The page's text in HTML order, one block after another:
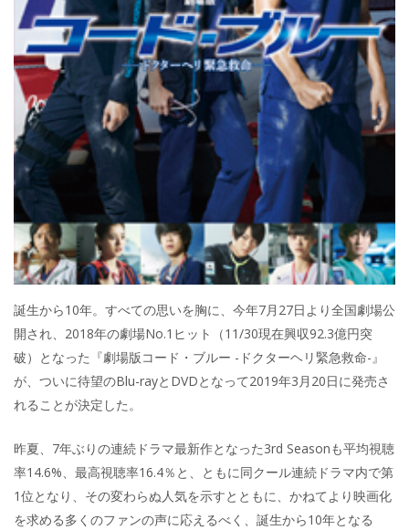
誕生から10年。すべての思いを胸に、今年7月27日より全国劇場公
開され、2018年の劇場No.1ヒット（11/30現在興収92.3億円突
破）となった『劇場版コード・ブルー -ドクターヘリ緊急救命-』
が、ついに待望のBlu-rayとDVDとなって2019年3月20日に発売さ
れることが決定した。
昨夏、7年ぶりの連続ドラマ最新作となった3rd Seasonも平均視聴
率14.6%、最高視聴率16.4％と、ともに同クール連続ドラマ内で第
1位となり、その変わらぬ人気を示すとともに、かねてより映画化
を求める多くのファンの声に応えるべく、誕生から10年となる